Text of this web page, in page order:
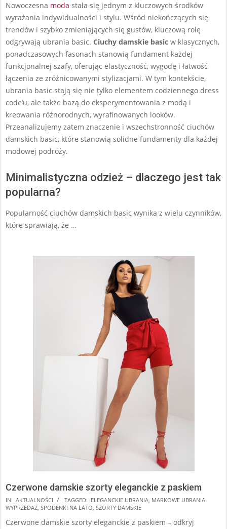
Nowoczesna moda stała się jednym z kluczowych środków
wyrażania indywidualności i stylu. Wśród niekończących się
trendów i szybko zmieniających się gustów, kluczową rolę
odgrywają ubrania basic. Ciuchy damskie basic w klasycznych,
ponadczasowych fasonach stanowią fundament każdej
funkcjonalnej szafy, oferując elastyczność, wygodę i łatwość
łączenia ze zróżnicowanymi stylizacjami. W tym kontekście,
ubrania basic stają się nie tylko elementem codziennego dress
code’u, ale także bazą do eksperymentowania z modą i
kreowania różnorodnych, wyrafinowanych looków.
Przeanalizujemy zatem znaczenie i wszechstronność ciuchów
damskich basic, które stanowią solidne fundamenty dla każdej
modowej podróży.
Minimalistyczna odzież – dlaczego jest tak
popularna?
Popularność ciuchów damskich basic wynika z wielu czynników,
które sprawiają, że …
Czerwone damskie szorty eleganckie z paskiem
2024-
10-
10
IN: AKTUALNOŚCI TAGGED: ELEGANCKIE UBRANIA, MARKOWE UBRANIA
WYPRZEDAŻ, SPODENKI NA LATO, SZORTY DAMSKIE
Czerwone damskie szorty eleganckie z paskiem – odkryj